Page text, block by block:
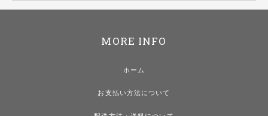
MORE INFO
ホーム
お支払い方法について